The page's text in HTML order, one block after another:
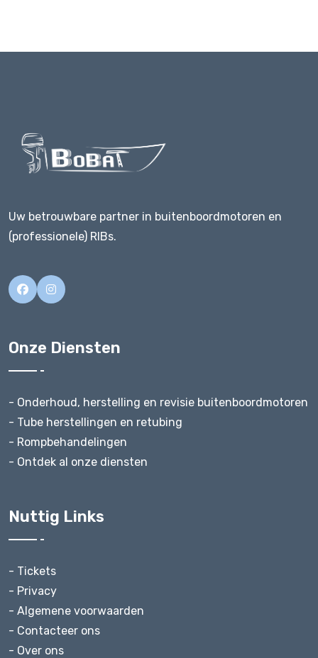
Uw betrouwbare partner in buitenboordmotoren en
(professionele) RIBs.
Onze Diensten
- Onderhoud, herstelling en revisie buitenboordmotoren
- Tube herstellingen en retubing
- Rompbehandelingen
- Ontdek al onze diensten
Nuttig Links
- Tickets
- Privacy
- Algemene voorwaarden
- Contacteer ons
- Over ons